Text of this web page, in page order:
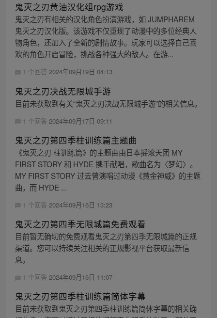
鬼灭之刃黄油汉化组rpg游戏
鬼灭之刃有相关的汉化角色扮演游戏，如 JUMPHAREM
鬼灭之刃汉化版。该游戏不仅重现了动漫中的多位经典人
物角色，还加入了全新的剧情故事。玩家可以选择自己喜
欢的角色开启冒险，挑战各种强大的敌人。在游...
1 个回答 2024年09月19日 04:13
鬼灭之刃决战无限城手游
目前未获取到有关“鬼灭之刃决战无限城手游”的相关信息。
1 个回答 2024年09月17日 09:11
鬼灭之刃第四季柱训练篇主题曲
《鬼灭之刃 柱训练篇》的主题曲由日本摇滚天团 MY
FIRST STORY 和 HYDE 携手献唱，歌曲名为〈梦幻〉。
MY FIRST STORY 过去曾演唱过动漫《黄金神威》的主题
曲，而 HYDE ...
1 个回答 2024年09月16日 13:23
鬼灭之刃第四季无限城篇免费观看
目前暂无确切的免费观看鬼灭之刃第四季无限城篇的正规
渠道。您可以持续关注相关的正规影视平台获取最新信
息。
1 个回答 2024年09月16日 11:07
鬼灭之刃第四季柱训练篇简体字幕
目前未获取到鬼灭之刃第四季柱训练篇简体字幕的相关确